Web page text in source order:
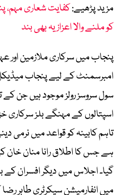
مزید پڑھیے:کفایت شعاری مہم،
کو ملنے والا اعزازیہ بھی بند
پنجاب میں سرکاری ملازمین اور
امبرسمنٹ کے لیے پنجاب میڈیکل
سول سروسز رولز موجود ہیں جن کے
اسپتالوں کے مہنگے بلز سرکاری
تاہم کابینہ کو قواعد میں نرمی
ہے جس کا اطلاق رانا منان
گیا۔ اجلاس میں دیگر افسران